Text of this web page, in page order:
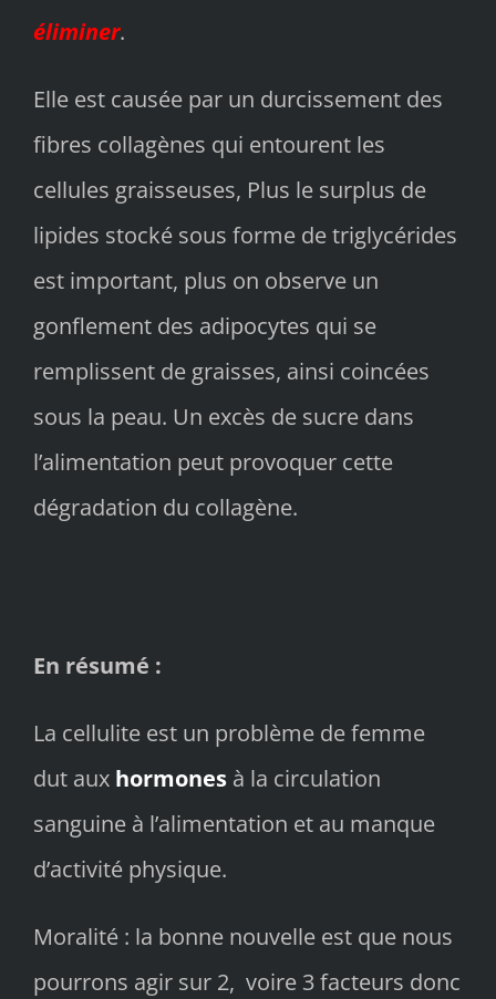
éliminer.
Elle est causée par un durcissement des
fibres collagènes qui entourent les
cellules graisseuses, Plus le surplus de
lipides stocké sous forme de triglycérides
est important, plus on observe un
gonflement des adipocytes qui se
remplissent de graisses, ainsi coincées
sous la peau. Un excès de sucre dans
l’alimentation peut provoquer cette
dégradation du collagène.
En résumé :
La cellulite est un problème de femme
dut aux hormones à la circulation
sanguine à l’alimentation et au manque
d’activité physique.
Moralité : la bonne nouvelle est que nous
pourrons agir sur 2, voire 3 facteurs donc